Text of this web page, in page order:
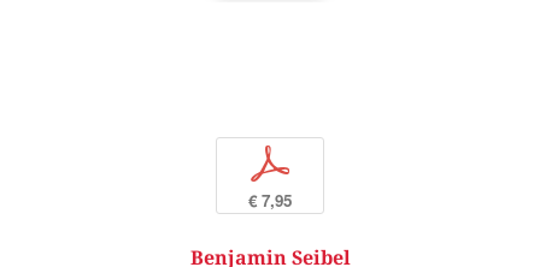
p
€ 7,95
Benjamin Seibel